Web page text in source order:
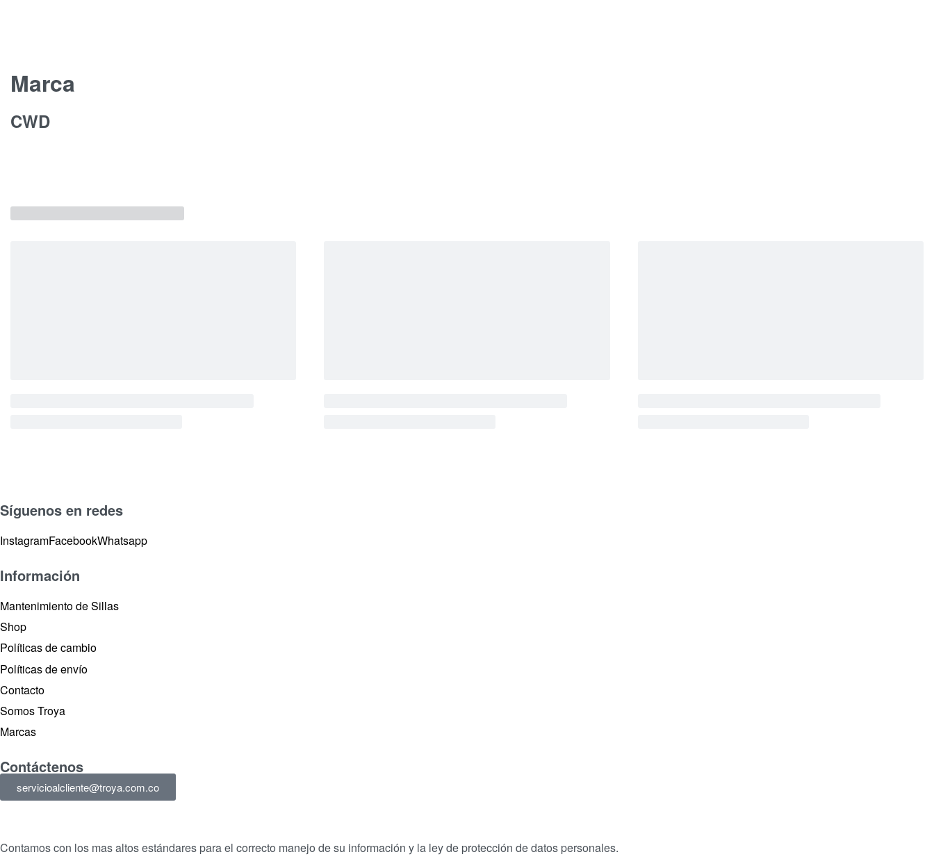
Marca
CWD
Síguenos en redes
InstagramFacebookWhatsapp
Información
Mantenimiento de Sillas
Shop
Políticas de cambio
Políticas de envío
Contacto
Somos Troya
Marcas
Contáctenos
servicioalcliente@troya.com.co
Contamos con los mas altos estándares para el correcto manejo de su información y la ley de protección de datos personales.